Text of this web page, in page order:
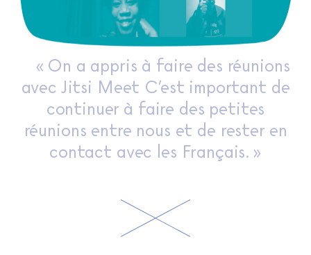
« On a appris à faire des réunions
avec Jitsi Meet C’est important de
continuer à faire des petites
réunions entre nous et de rester en
contact avec les Français. »